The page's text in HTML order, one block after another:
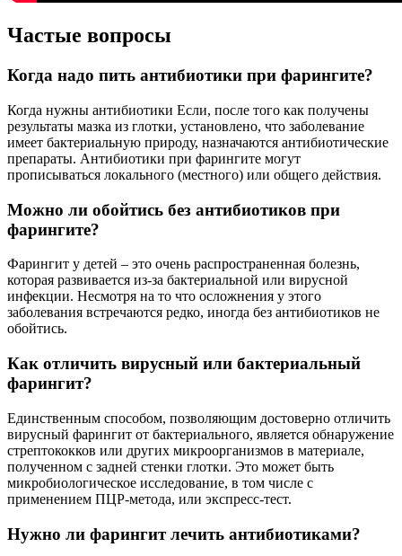
Частые вопросы
Когда надо пить антибиотики при фарингите?
Когда нужны антибиотики Если, после того как получены
результаты мазка из глотки, установлено, что заболевание
имеет бактериальную природу, назначаются антибиотические
препараты. Антибиотики при фарингите могут
прописываться локального (местного) или общего действия.
Можно ли обойтись без антибиотиков при
фарингите?
Фарингит у детей – это очень распространенная болезнь,
которая развивается из-за бактериальной или вирусной
инфекции. Несмотря на то что осложнения у этого
заболевания встречаются редко, иногда без антибиотиков не
обойтись.
Как отличить вирусный или бактериальный
фарингит?
Единственным способом, позволяющим достоверно отличить
вирусный фарингит от бактериального, является обнаружение
стрептококков или других микроорганизмов в материале,
полученном с задней стенки глотки. Это может быть
микробиологическое исследование, в том числе с
применением ПЦР-метода, или экспресс-тест.
Нужно ли фарингит лечить антибиотиками?